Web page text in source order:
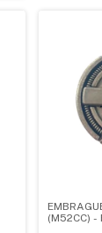
(M52CC) -